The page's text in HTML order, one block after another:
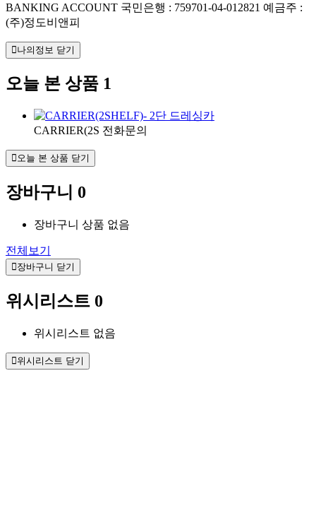
BANKING ACCOUNT 국민은행 : 759701-04-012821 예금주 :
(주)정도비앤피
나의정보 닫기
오늘 본 상품 1
CARRIER(2S 전화문의
오늘 본 상품 닫기
장바구니 0
장바구니 상품 없음
전체보기
장바구니 닫기
위시리스트 0
위시리스트 없음
위시리스트 닫기